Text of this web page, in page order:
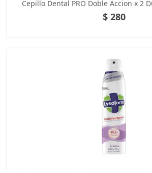
Cepillo Dental PRO Doble Accion x 2
$ 280